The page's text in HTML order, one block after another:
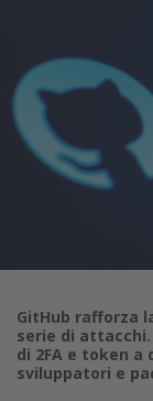
GitHub rafforza
serie di
di 2FA e token
sviluppatori e